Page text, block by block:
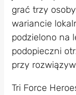
grać trzy
wariancie
podzielono na
podopieczni
przy
Tri Force